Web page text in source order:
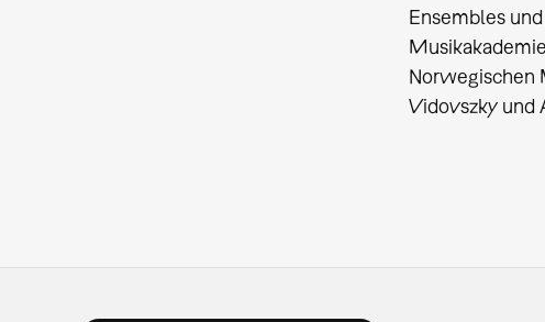
Ensembles
Norwegischen
Vidovszky und